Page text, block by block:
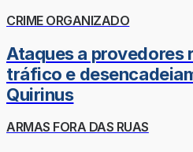
CRIME ORGANIZADO
Ataques a provedores
tráfico e
Quirinus
ARMAS FORA DAS RUAS